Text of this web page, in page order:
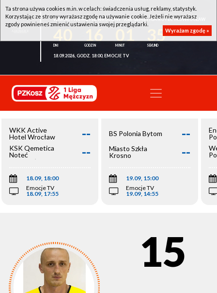
WKK ACTIVE HOTEL WROCŁAW - KSK QEMETICA NOTEĆ INOWROCŁAW
35
18.09.2026, GODZ. 18:00, EMOCJE TV
WKK Active
Hotel Wrocław
--
KSK Qemetica
Noteć
Inowrocław
--
18.09, 18:00
Emocje TV
18.09, 17:55
BS Polonia Bytom --
Miasto Szkła
Krosno
--
19.09, 15:00
Emocje TV
19.09, 14:55
15
Ta strona używa cookies m.in. w celach: świadczenia usług, reklamy, statystyk.
Korzystając ze strony wyrażasz zgodę na używanie cookie. Jeżeli nie wyrażasz
zgody powinieneś zmienić ustawienia swojej przeglądarki.
Wyrażam zgodę »